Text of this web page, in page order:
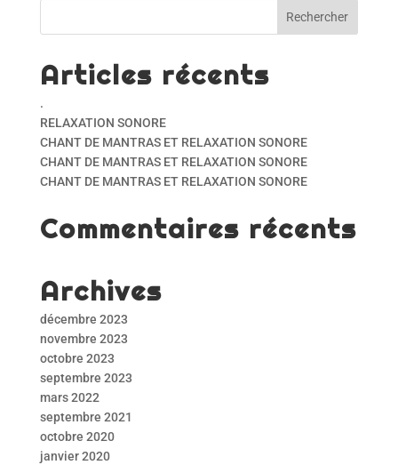
Articles récents
.
RELAXATION SONORE
CHANT DE MANTRAS ET RELAXATION SONORE
CHANT DE MANTRAS ET RELAXATION SONORE
CHANT DE MANTRAS ET RELAXATION SONORE
Commentaires récents
Archives
décembre 2023
novembre 2023
octobre 2023
septembre 2023
mars 2022
septembre 2021
octobre 2020
janvier 2020